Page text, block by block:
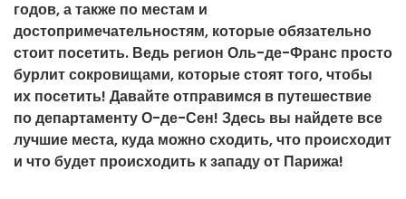
годов, а также по местам и
достопримечательностям, которые обязательно
стоит посетить. Ведь регион Оль-де-Франс просто
бурлит сокровищами, которые стоят того, чтобы
их посетить! Давайте отправимся в путешествие
по департаменту О-де-Сен! Здесь вы найдете все
лучшие места, куда можно сходить, что происходит
и что будет происходить к западу от Парижа!